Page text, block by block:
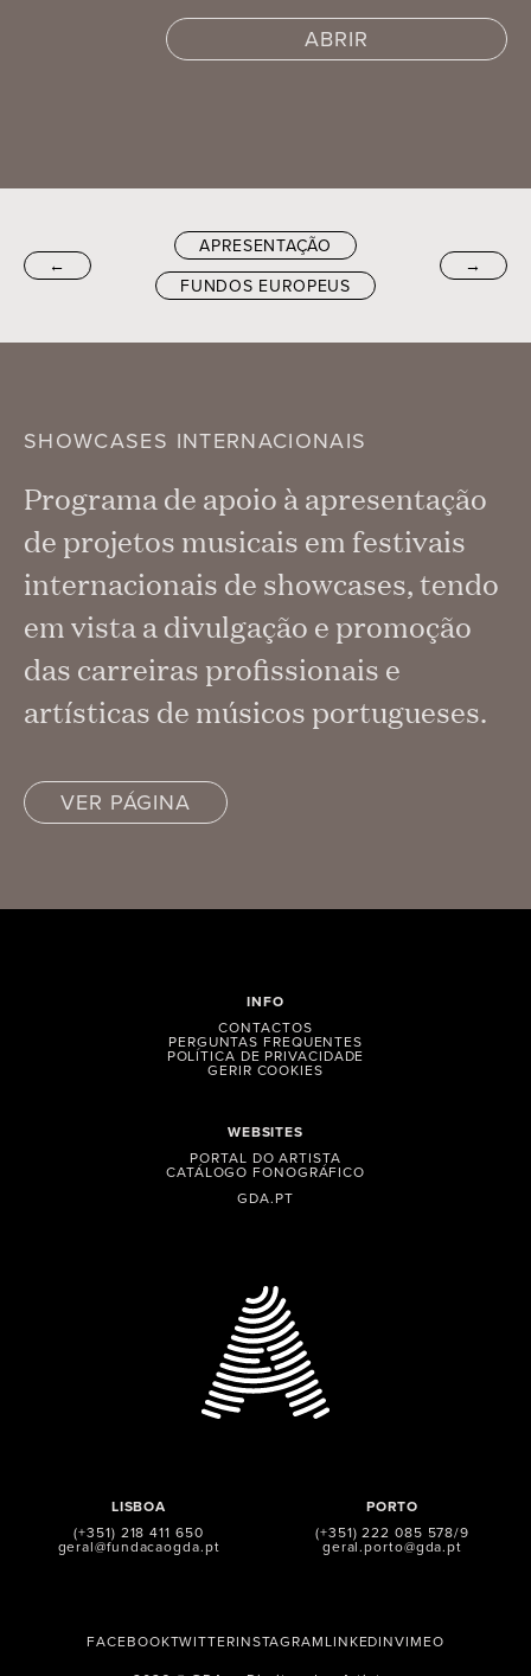
ABRIR
←
APRESENTAÇÃO
FUNDOS EUROPEUS
→
SHOWCASES INTERNACIONAIS
Programa de apoio à apresentação
de projetos musicais em festivais
internacionais de showcases, tendo
em vista a divulgação e promoção
das carreiras profissionais e
artísticas de músicos portugueses.
VER PÁGINA
LISBOA
(+351) 218 411 650
geral@fundacaogda.pt
PORTO
(+351) 222 085 578/9
geral.porto@gda.pt
WEBSITES
PORTAL DO ARTISTA
CATÁLOGO FONOGRÁFICO
GDA.PT
INFO
CONTACTOS
PERGUNTAS FREQUENTES
POLÍTICA DE PRIVACIDADE
GERIR COOKIES
FACEBOOKTWITTERINSTAGRAMLINKEDINVIMEO